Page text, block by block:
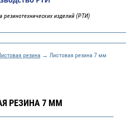
резинотехнических изделий (РТИ)
резина → Листовая резина 7 мм
РЕЗИНА 7 ММ